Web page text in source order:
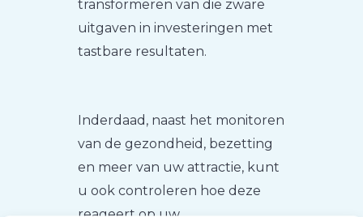
transformeren van die zware
uitgaven in investeringen met
tastbare resultaten.
Inderdaad, naast het monitoren
van de gezondheid, bezetting
en meer van uw attractie, kunt
u ook controleren hoe deze